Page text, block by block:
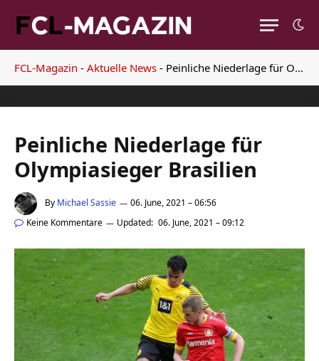
FCL-Magazin - Aktuelle News - Peinliche Niederlage für Olympiasieger Brasilien
Peinliche Niederlage für
Olympiasieger Brasilien
By Michael Sassie
06. June, 2021 – 06:56
Keine Kommentare
Updated: 06. June, 2021 – 09:12